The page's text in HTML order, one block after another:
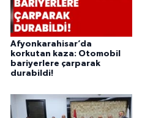
Afyonkarahisar’da
korkutan kaza: Otomobil
bariyerlere çarparak
durabildi!